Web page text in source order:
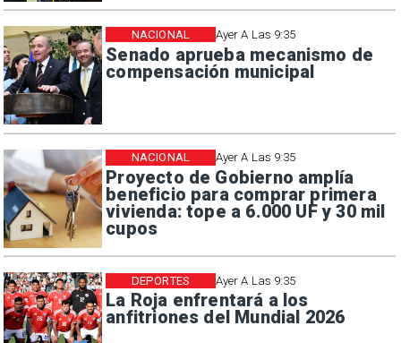
Ayer A Las 9:35
Senado aprueba mecanismo de
compensación municipal
NACIONAL
Ayer A Las 9:35
Proyecto de Gobierno amplía
beneficio para comprar primera
vivienda: tope a 6.000 UF y 30 mil
cupos
NACIONAL
Ayer A Las 9:35
La Roja enfrentará a los
anfitriones del Mundial 2026
DEPORTES